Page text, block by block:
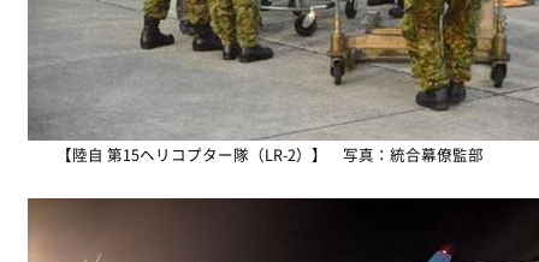
【陸自 第15ヘリコプター隊（LR-2）】 写真：統合幕僚監部